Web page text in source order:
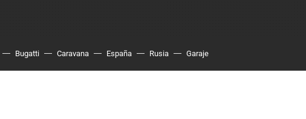
Bugatti Caravana España Rusia Garaje